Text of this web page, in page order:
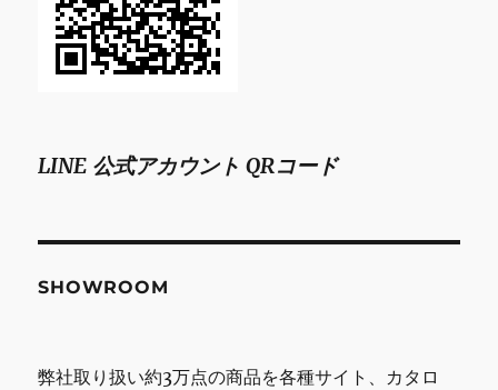
LINE 公式アカウント QRコード
SHOWROOM
弊社取り扱い約3万点の商品を各種サイト、カタロ